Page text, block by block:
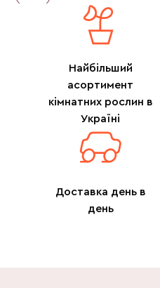
Найбільший
асортимент
кімнатних рослин в
Україні
Доставка день в
день